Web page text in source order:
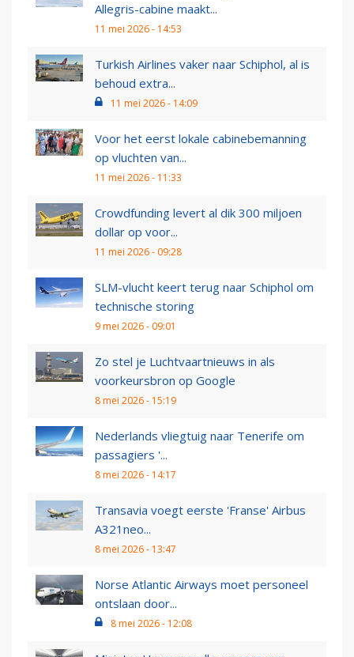
Allegris-cabine maakt...
11 mei 2026 - 14:53
Turkish Airlines vaker naar Schiphol, al is
behoud extra...
11 mei 2026 - 14:09
Voor het eerst lokale cabinebemanning
op vluchten van...
11 mei 2026 - 11:33
Crowdfunding levert al dik 300 miljoen
dollar op voor...
11 mei 2026 - 09:28
SLM-vlucht keert terug naar Schiphol om
technische storing
9 mei 2026 - 09:01
Zo stel je Luchtvaartnieuws in als
voorkeursbron op Google
8 mei 2026 - 15:19
Nederlands vliegtuig naar Tenerife om
passagiers '...
8 mei 2026 - 14:17
Transavia voegt eerste 'Franse' Airbus
A321neo...
8 mei 2026 - 13:47
Norse Atlantic Airways moet personeel
ontslaan door...
8 mei 2026 - 12:08